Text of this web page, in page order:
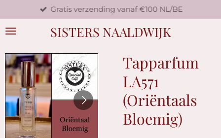
direct
naar
hoofdinhoud
SISTERS NAALDWIJK
Gratis verzending vanaf €100 NL/BE
Tapparfum
LA571
(Oriëntaals
Bloemig)